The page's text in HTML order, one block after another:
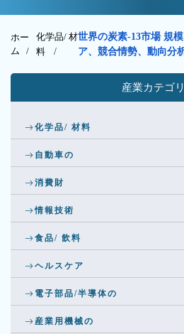
ホー
ム /
化学品/ 材
料/
世界の炭素-13市場 規
ア、競合情勢、動向分
産業カテゴ
化学品/ 材料
自動車の
消費財
情報技術
食品/ 飲料
ヘルスケア
電子部品/半導体の
産業用機械の